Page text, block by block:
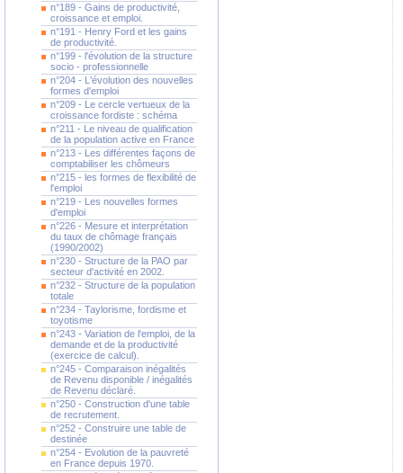
n°189 - Gains de productivité,
croissance et emploi.
n°191 - Henry Ford et les gains
de productivité.
n°199 - l'évolution de la structure
socio - professionnelle
n°204 - L'évolution des nouvelles
formes d'emploi
n°209 - Le cercle vertueux de la
croissance fordiste : schéma
n°211 - Le niveau de qualification
de la population active en France
n°213 - Les différentes façons de
comptabiliser les chômeurs
n°215 - les formes de flexibilité de
l'emploi
n°219 - Les nouvelles formes
d'emploi
n°226 - Mesure et interprétation
du taux de chômage français
(1990/2002)
n°230 - Structure de la PAO par
secteur d'activité en 2002.
n°232 - Structure de la population
totale
n°234 - Taylorisme, fordisme et
toyotisme
n°243 - Variation de l'emploi, de la
demande et de la productivité
(exercice de calcul).
n°245 - Comparaison inégalités
de Revenu disponible / inégalités
de Revenu déclaré.
n°250 - Construction d'une table
de recrutement.
n°252 - Construire une table de
destinée
n°254 - Evolution de la pauvreté
en France depuis 1970.